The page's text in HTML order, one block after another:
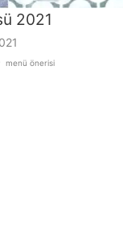
2021
menü önerisi